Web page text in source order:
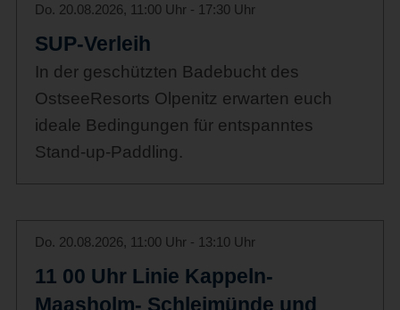
Do. 20.08.2026, 11:00 Uhr - 17:30 Uhr
SUP-Verleih
In der geschützten Badebucht des
OstseeResorts Olpenitz erwarten euch
ideale Bedingungen für entspanntes
Stand-up-Paddling.
Do. 20.08.2026, 11:00 Uhr - 13:10 Uhr
11 00 Uhr Linie Kappeln-
Maasholm- Schleimünde und